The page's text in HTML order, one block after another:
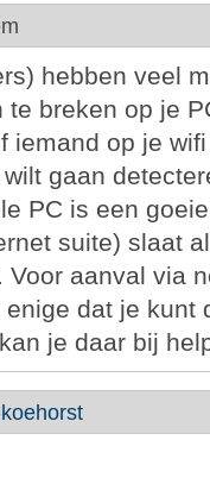
hebben veel
breken op je
iemand op je
gaan
PC is een
suite) slaat
aanval via
dat je kunt
je daar bij